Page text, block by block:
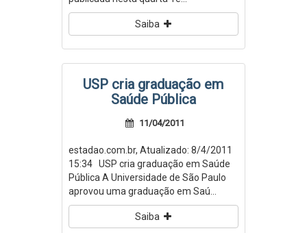
Saiba
USP cria graduação em
Saúde Pública
11/04/2011
estadao.com.br, Atualizado: 8/4/2011
15:34 USP cria graduação em Saúde
Pública A Universidade de São Paulo
aprovou uma graduação em Saú...
Saiba